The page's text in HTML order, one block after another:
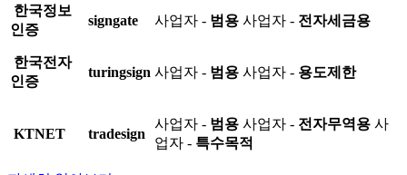
한국정보
인증
signgate 사업자 - 범용 사업자 - 전자세금용
한국전자
인증
turingsign 사업자 - 범용 사업자 - 용도제한
KTNET tradesign
사업자 - 범용 사업자 - 전자무역용 사
업자 - 특수목적